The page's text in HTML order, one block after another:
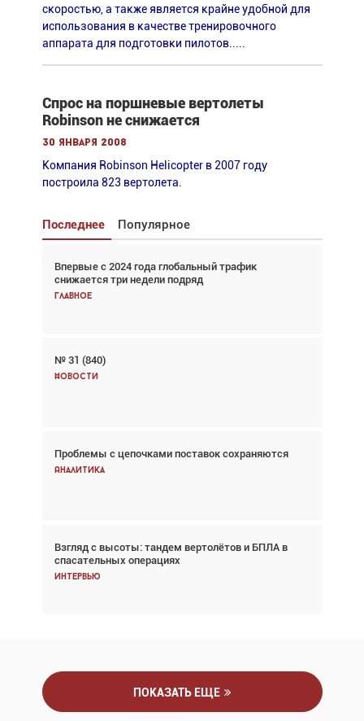
скоростью, а также является крайне удобной для
использования в качестве тренировочного
аппарата для подготовки пилотов.....
Спрос на поршневые вертолеты
Robinson не снижается
30 января 2008
Компания Robinson Helicopter в 2007 году
построила 823 вертолета.
Последнее Популярное
Впервые с 2024 года глобальный трафик
снижается три недели подряд
Главное
№ 31 (840)
Новости
Проблемы с цепочками поставок сохраняются
Аналитика
Взгляд с высоты: тандем вертолётов и БПЛА в
спасательных операциях
Интервью
Взгляд с высоты: тандем вертолётов и БПЛА в
спасательных операциях
Главное
Авиационный фотограф Дэйв Кох: «Фотография
говорит сама за себя... а ИИ всё портит»
Впервые с 2024 года глобальный трафик
снижается три недели подряд
Частный самолёт – это актив. Подходите к
покупке соответствующим образом
Интервью
ПОКАЗАТЬ ЕЩЕ